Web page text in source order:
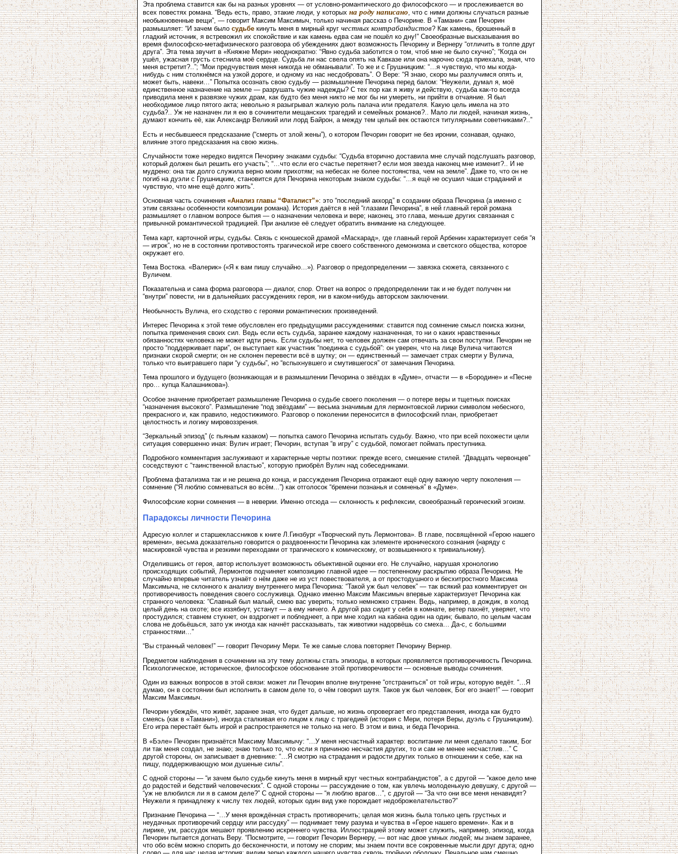
Эта проблема ставится как бы на разных уровнях — от условно-романтического до философского — и прослеживается во
всех повестях романа. “Ведь есть, право, этакие люди, у которых на роду написано, что с ними должны случаться разные
необыкновенные вещи”, — говорит Максим Максимыч, только начиная рассказ о Печорине. В «Тамани» сам Печорин
размышляет: “И зачем было судьбе кинуть меня в мирный круг честных контрабандистов? Как камень, брошенный в
гладкий источник, я встревожил их спокойствие и как камень едва сам не пошёл ко дну!” Своеобразные высказывания во
время философско-метафизического разговора об убеждениях дают возможность Печорину и Вернеру “отличить в толпе друг
друга”. Эта тема звучит в «Княжне Мери» неоднократно: “Явно судьба заботится о том, чтоб мне не было скучно”; “Когда он
ушёл, ужасная грусть стеснила моё сердце. Судьба ли нас свела опять на Кавказе или она нарочно сюда приехала, зная, что
меня встретит?..”; “Мои предчувствия меня никогда не обманывали”. То же и с Грушницким: “…я чувствую, что мы когда-
нибудь с ним столкнёмся на узкой дороге, и одному из нас несдобровать”. О Вере: “Я знаю, скоро мы разлучимся опять и,
может быть, навеки…” Попытка осознать свою судьбу — размышление Печорина перед балом: “Неужели, думал я, моё
единственное назначение на земле — разрушать чужие надежды? С тех пор как я живу и действую, судьба как-то всегда
приводила меня к развязке чужих драм, как будто без меня никто не мог бы ни умереть, ни прийти в отчаяние. Я был
необходимое лицо пятого акта; невольно я разыгрывал жалкую роль палача или предателя. Какую цель имела на это
судьба?.. Уж не назначен ли я ею в сочинители мещанских трагедий и семейных романов?.. Мало ли людей, начиная жизнь,
думают кончить её, как Александр Великий или лорд Байрон, а между тем целый век остаются титулярными советниками?..”
Есть и несбывшееся предсказание (“смерть от злой жены”), о котором Печорин говорит не без иронии, сознавая, однако,
влияние этого предсказания на свою жизнь.
Случайности тоже нередко видятся Печорину знаками судьбы: “Судьба вторично доставила мне случай подслушать разговор,
который должен был решить его участь”; “…что если его счастье перетянет? если моя звезда наконец мне изменит?.. И не
мудрено: она так долго служила верно моим прихотям; на небесах не более постоянства, чем на земле”. Даже то, что он не
погиб на дуэли с Грушницким, становится для Печорина некоторым знаком судьбы: “…я ещё не осушил чаши страданий и
чувствую, что мне ещё долго жить”.
Основная часть сочинения «Анализ главы “Фаталист”»: это “последний аккорд” в создании образа Печорина (а именно с
этим связаны особенности композиции романа). История даётся в ней “глазами Печорина”, в ней главный герой романа
размышляет о главном вопросе бытия — о назначении человека и вере; наконец, это глава, меньше других связанная с
привычной романтической традицией. При анализе её следует обратить внимание на следующее.
Тема карт, карточной игры, судьбы. Связь с юношеской драмой «Маскарад», где главный герой Арбенин характеризует себя “я
— игрок”, но не в состоянии противостоять трагической игре своего собственного демонизма и светского общества, которое
окружает его.
Тема Востока. «Валерик» («Я к вам пишу случайно…»). Разговор о предопределении — завязка сюжета, связанного с
Вуличем.
Показательна и сама форма разговора — диалог, спор. Ответ на вопрос о предопределении так и не будет получен ни
“внутри” повести, ни в дальнейших рассуждениях героя, ни в каком-нибудь авторском заключении.
Необычность Вулича, его сходство с героями романтических произведений.
Интерес Печорина к этой теме обусловлен его предыдущими рассуждениями: ставится под сомнение смысл поиска жизни,
попытка применения своих сил. Ведь если есть судьба, заранее каждому назначенная, то ни о каких нравственных
обязанностях человека не может идти речь. Если судьбы нет, то человек должен сам отвечать за свои поступки. Печорин не
просто “поддерживает пари”, он выступает как участник “поединка с судьбой”: он уверен, что на лице Вулича читаются
признаки скорой смерти; он не склонен перевести всё в шутку; он — единственный — замечает страх смерти у Вулича,
только что выигравшего пари “у судьбы”, но “вспыхнувшего и смутившегося” от замечания Печорина.
Тема прошлого и будущего (возникающая и в размышлении Печорина о звёздах в «Думе», отчасти — в «Бородине» и «Песне
про… купца Калашникова»).
Особое значение приобретает размышление Печорина о судьбе своего поколения — о потере веры и тщетных поисках
“назначения высокого”. Размышление “под звёздами” — весьма значимым для лермонтовской лирики символом небесного,
прекрасного и, как правило, недостижимого. Разговор о поколении переносится в философский план, приобретает
целостность и логику мировоззрения.
“Зеркальный эпизод” (с пьяным казаком) — попытка самого Печорина испытать судьбу. Важно, что при всей похожести цели
ситуация совершенно иная: Вулич играет; Печорин, вступая “в игру” с судьбой, помогает поймать преступника.
Подробного комментария заслуживают и характерные черты поэтики: прежде всего, смешение стилей. “Двадцать червонцев”
соседствуют с “таинственной властью”, которую приобрёл Вулич над собеседниками.
Проблема фатализма так и не решена до конца, и рассуждения Печорина отражают ещё одну важную черту поколения —
сомнение (“Я люблю сомневаться во всём...”) как отголосок “бремени познанья и сомненья” в «Думе».
Философские корни сомнения — в неверии. Именно отсюда — склонность к рефлексии, своеобразный героический эгоизм.
Парадоксы личности Печорина
Адресую коллег и старшеклассников к книге Л.Гинзбург «Творческий путь Лермонтова». В главе, посвящённой «Герою нашего
времени», весьма доказательно говорится о раздвоенности Печорина как элементе иронического сознания (наряду с
маскировкой чувства и резкими переходами от трагического к комическому, от возвышенного к тривиальному).
Отделившись от героя, автор использует возможность объективной оценки его. Не случайно, нарушая хронологию
происходящих событий, Лермонтов подчиняет композицию главной идее — постепенному раскрытию образа Печорина. Не
случайно впервые читатель узнаёт о нём даже не из уст повествователя, а от простодушного и бесхитростного Максима
Максимыча, не склонного к анализу внутреннего мира Печорина: “Такой уж был человек” — так всякий раз комментирует он
противоречивость поведения своего сослуживца. Однако именно Максим Максимыч впервые характеризует Печорина как
странного человека: “Славный был малый, смею вас уверить; только немножко странен. Ведь, например, в дождик, в холод
целый день на охоте; все иззябнут, устанут — а ему ничего. А другой раз сидит у себя в комнате, ветер пахнёт, уверяет, что
простудился; ставнем стукнет, он вздрогнет и побледнеет, а при мне ходил на кабана один на один; бывало, по целым часам
слова не добьёшься, зато уж иногда как начнёт рассказывать, так животики надорвёшь со смеха… Да-с, с большими
странностями…”
“Вы странный человек!” — говорит Печорину Мери. Те же самые слова повторяет Печорину Вернер.
Предметом наблюдения в сочинении на эту тему должны стать эпизоды, в которых проявляется противоречивость Печорина.
Психологическое, историческое, философское обоснование этой противоречивости — основные выводы сочинения.
Один из важных вопросов в этой связи: может ли Печорин вполне внутренне “отстраниться” от той игры, которую ведёт. “…Я
думаю, он в состоянии был исполнить в самом деле то, о чём говорил шутя. Таков уж был человек, Бог его знает!” — говорит
Максим Максимыч.
Печорин убеждён, что живёт, заранее зная, что будет дальше, но жизнь опровергает его представления, иногда как будто
смеясь (как в «Тамани»), иногда сталкивая его лицом к лицу с трагедией (история с Мери, потеря Веры, дуэль с Грушницким).
Его игра перестаёт быть игрой и распространяется не только на него. В этом и вина, и беда Печорина.
В «Бэле» Печорин признаётся Максиму Максимычу: “…У меня несчастный характер: воспитание ли меня сделало таким, Бог
ли так меня создал, не знаю; знаю только то, что если я причиною несчастия других, то и сам не менее несчастлив…” С
другой стороны, он записывает в дневнике: “…Я смотрю на страдания и радости других только в отношении к себе, как на
пищу, поддерживающую мои душеные силы”.
С одной стороны — “и зачем было судьбе кинуть меня в мирный круг честных контрабандистов”, а с другой — “какое дело мне
до радостей и бедствий человеческих”. С одной стороны — рассуждение о том, как увлечь молоденькую девушку, с другой —
“уж не влюбился ли я в самом деле?” С одной стороны — “я люблю врагов…”, с другой — “За что они все меня ненавидят?
Неужели я принадлежу к числу тех людей, которых один вид уже порождает недоброжелательство?”
Признание Печорина — “…У меня врождённая страсть противоречить; целая моя жизнь была только цепь грустных и
неудачных противоречий сердцу или рассудку” — поднимает тему разума и чувства в «Герое нашего времени». Как и в
лирике, ум, рассудок мешают проявлению искреннего чувства. Иллюстрацией этому может служить, например, эпизод, когда
Печорин пытается догнать Веру. “Посмотрите, — говорит Печорин Вернеру, — вот нас двое умных людей; мы знаем заранее,
что обо всём можно спорить до бесконечности, и потому не спорим; мы знаем почти все сокровенные мысли друг друга; одно